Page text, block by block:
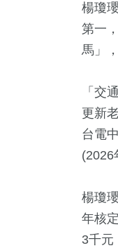
楊瓊
第一
馬」
「交
更新
台電
(2026
楊瓊
年核
3千元